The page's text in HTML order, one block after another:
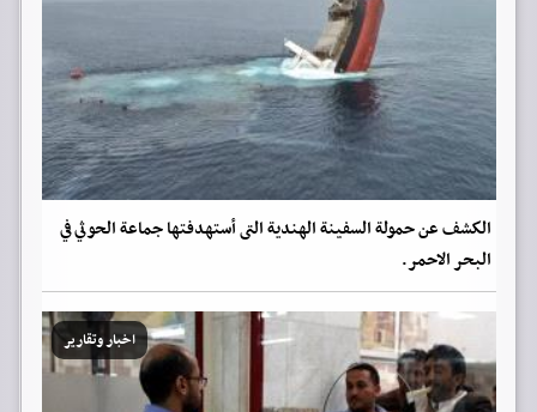
الكشف عن حمولة السفينة الهندية التى أستهدفتها جماعة الحوثي في
البحر الاحمر.
اخبار وتقارير